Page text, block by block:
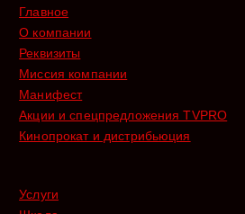
Главное
О компании
Реквизиты
Миссия компании
Манифест
Акции и спецпредложения TVPRO
Кинопрокат и дистрибьюция
Услуги